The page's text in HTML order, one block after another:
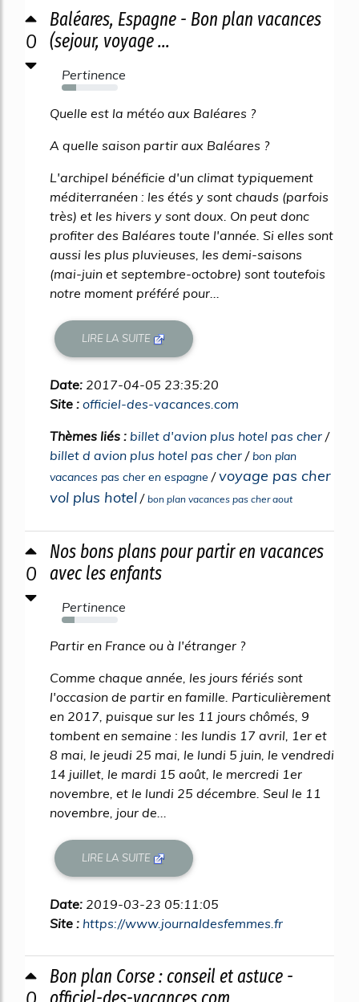
0
Baléares, Espagne - Bon plan vacances
(sejour, voyage ...
Pertinence
25%
Quelle est la météo aux Baléares ?
A quelle saison partir aux Baléares ?
L'archipel bénéficie d'un climat typiquement
méditerranéen : les étés y sont chauds (parfois
très) et les hivers y sont doux. On peut donc
profiter des Baléares toute l'année. Si elles sont
aussi les plus pluvieuses, les demi-saisons
(mai-juin et septembre-octobre) sont toutefois
notre moment préféré pour...
LIRE LA SUITE
Date: 2017-04-05 23:35:20
Site : officiel-des-vacances.com
Thèmes liés : billet d'avion plus hotel pas cher /
billet d avion plus hotel pas cher /bon plan
vacances pas cher en espagne /voyage pas cher
vol plus hotel / bon plan vacances pas cher aout
0
Nos bons plans pour partir en vacances
avec les enfants
Pertinence
23%
Partir en France ou à l'étranger ?
Comme chaque année, les jours fériés sont
l'occasion de partir en famille. Particulièrement
en 2017, puisque sur les 11 jours chômés, 9
tombent en semaine : les lundis 17 avril, 1er et
8 mai, le jeudi 25 mai, le lundi 5 juin, le vendredi
14 juillet, le mardi 15 août, le mercredi 1er
novembre, et le lundi 25 décembre. Seul le 11
novembre, jour de...
LIRE LA SUITE
Date: 2019-03-23 05:11:05
Site : https://www.journaldesfemmes.fr
Bon plan Corse : conseil et astuce -